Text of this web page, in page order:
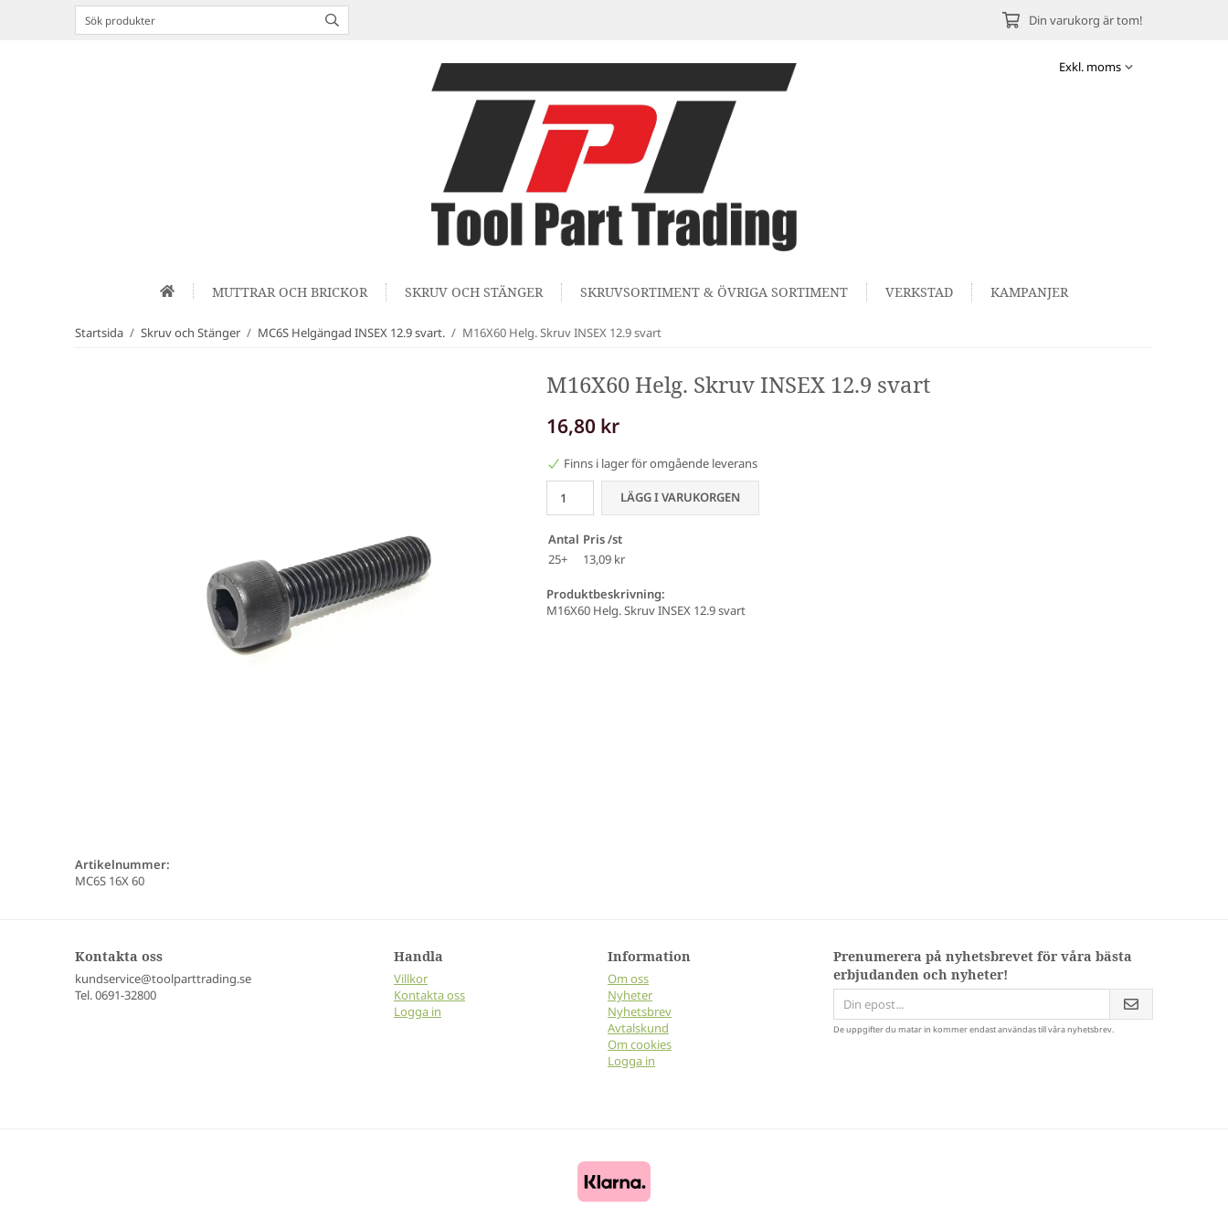
Din varukorg är tom!
MUTTRAR OCH BRICKOR SKRUV OCH STÄNGER SKRUVSORTIMENT & ÖVRIGA SORTIMENT VERKSTAD KAMPANJER
Startsida / Skruv och Stänger / MC6S Helgängad INSEX 12.9 svart. / M16X60 Helg. Skruv INSEX 12.9 svart
M16X60 Helg. Skruv INSEX 12.9 svart
16,80 kr
Finns i lager för omgående leverans
LÄGG I VARUKORGEN
Antal Pris /st
25+
13,09 kr
Produktbeskrivning:
M16X60 Helg. Skruv INSEX 12.9 svart
Artikelnummer:
MC6S 16X 60
Kontakta oss
kundservice@toolparttrading.se
Tel. 0691-32800
Handla
Villkor
Kontakta oss
Logga in
Information
Om oss
Nyheter
Nyhetsbrev
Avtalskund
Om cookies
Logga in
Prenumerera på nyhetsbrevet för våra bästa
erbjudanden och nyheter!
De uppgifter du matar in kommer endast användas till våra nyhetsbrev.